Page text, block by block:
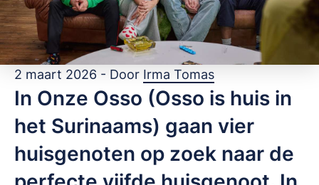
2 maart 2026 - Door Irma Tomas
In Onze Osso (Osso is huis in
het Surinaams) gaan vier
huisgenoten op zoek naar de